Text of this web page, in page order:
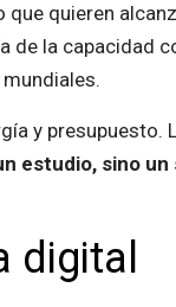
quieren
la capacidad
y presupuesto.
estudio, sino
digital